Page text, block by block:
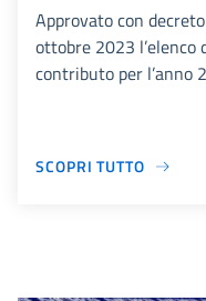
Approvato con
ottobre 2023 l’elenco
contributo per l’anno
SCOPRI TUTTO